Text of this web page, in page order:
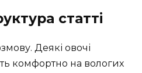
статті
Деякі овочі
комфортно на вологих